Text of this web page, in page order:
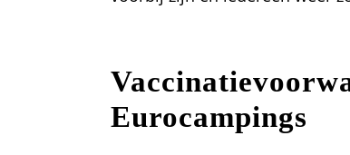
Eurocampings